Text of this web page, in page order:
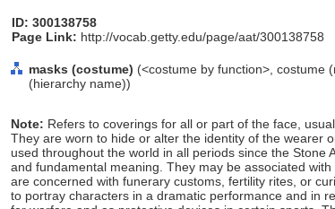
ID: 300138758
Page Link: http://vocab.getty.edu/page/aat/300138758
masks (costume) (<costume by function>, costume
(hierarchy name))
Note: Refers to coverings for all or part of the face,
They are worn to hide or alter the identity of the wearer
used throughout the world in all periods since the Stone
and fundamental meaning. They may be associated
are concerned with funerary customs, fertility rites, or
to portray characters in a dramatic performance and in